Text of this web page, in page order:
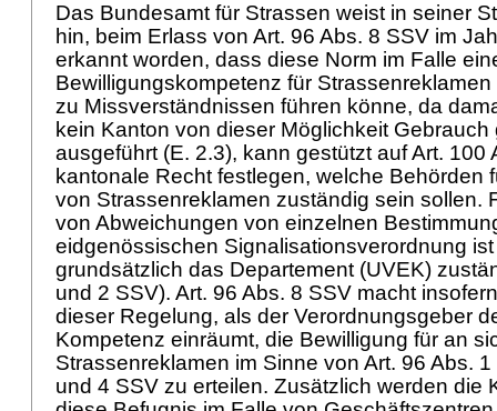
Das Bundesamt für Strassen weist in seiner
hin, beim Erlass von Art. 96 Abs. 8 SSV im
erkannt worden, dass diese Norm im Falle
Bewilligungskompetenz für
zu Missverständnissen führen könne, da
kein Kanton von dieser Möglichkeit
ausgeführt (E. 2.3), kann gestützt aufArt. 100
kantonale Recht festlegen, welche Behörden
von Strassenreklamen zuständig sein sollen.
von Abweichungen von einzelnen
eidgenössischen Signalisationsverordnung
grundsätzlich das Departement (UVEK)
und 2 SSV). Art. 96 Abs. 8 SSV macht
dieser Regelung, als der Verordnungsgeber
Kompetenz einräumt, die Bewilligung für an
Strassenreklamen im Sinne von Art. 96 Abs.
und 4 SSV zu erteilen. Zusätzlich werden die